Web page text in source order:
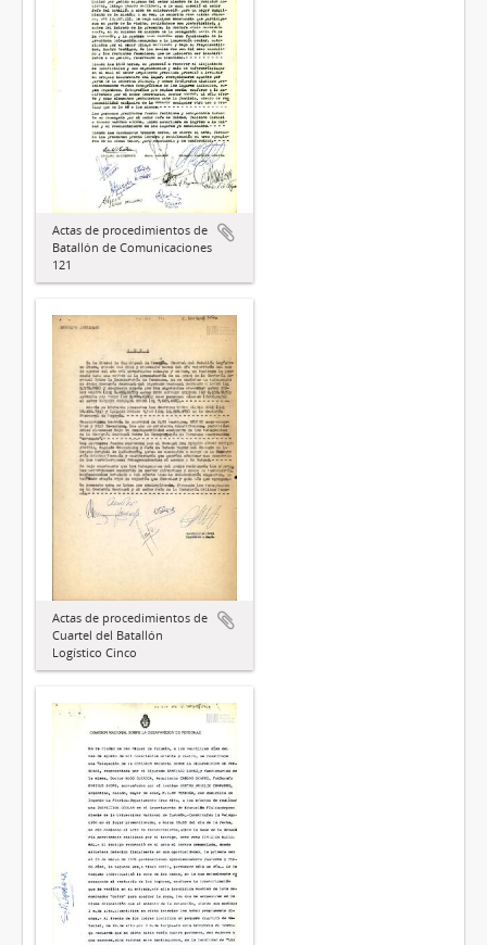
Actas de procedimientos de
Batallón de Comunicaciones
121
Actas de procedimientos de
Cuartel del Batallón
Logístico Cinco